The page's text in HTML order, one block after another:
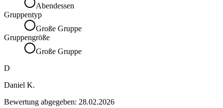
Abendessen
Gruppentyp
Große Gruppe
Gruppengröße
Große Gruppe
D
Daniel K.
Bewertung abgegeben: 28.02.2026